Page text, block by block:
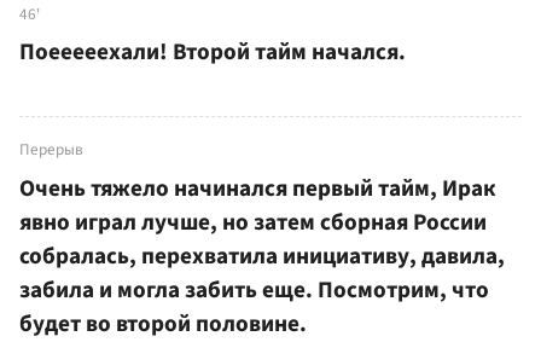
46'
Поееееехали! Второй тайм начался.
Перерыв
Очень тяжело начинался первый тайм, Ирак
явно играл лучше, но затем сборная России
собралась, перехватила инициативу, давила,
забила и могла забить еще. Посмотрим, что
будет во второй половине.